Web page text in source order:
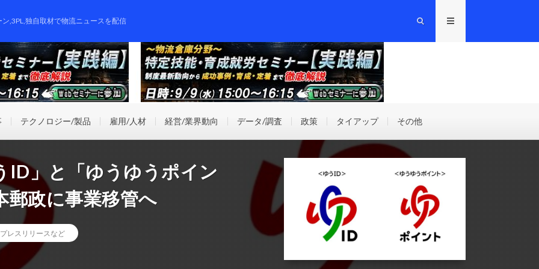
,3PL,独自取材で物流ニュースを配信
テクノロジー/製品 雇用/人材 経営/業界動向 データ/調査 政策 タイアップ その他
ID」と「ゆうゆうポイン
郵政に事業移管へ
プレスリリースなど